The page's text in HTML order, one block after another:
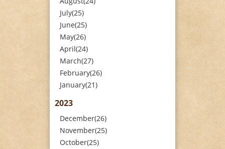
July(25)
June(25)
May(26)
April(24)
March(27)
February(26)
January(21)
2023
December(26)
November(25)
October(25)